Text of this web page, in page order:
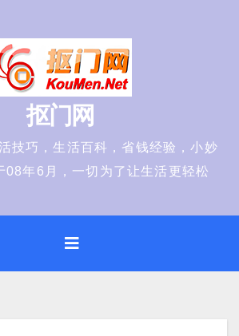
抠门网
技巧，生活百科，省钱经验，小妙
08年6月，一切为了让生活更轻松